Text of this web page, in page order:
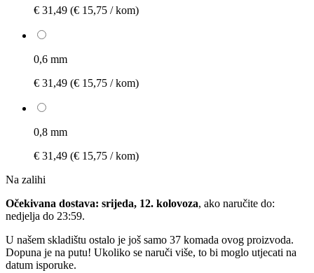
€ 31,49 (€ 15,75 / kom)
0,6 mm
€ 31,49 (€ 15,75 / kom)
0,8 mm
€ 31,49 (€ 15,75 / kom)
Na zalihi
Očekivana dostava: srijeda, 12. kolovoza, ako naručite do:
nedjelja do 23:59.
U našem skladištu ostalo je još samo 37 komada ovog proizvoda.
Dopuna je na putu! Ukoliko se naruči više, to bi moglo utjecati na
datum isporuke.